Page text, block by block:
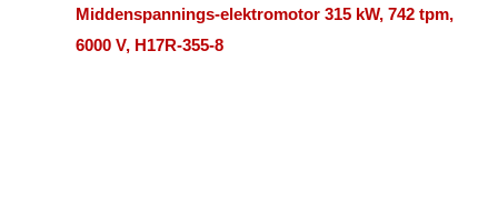
Middenspannings-elektromotor 315 kW, 742 tpm,
6000 V, H17R-355-8